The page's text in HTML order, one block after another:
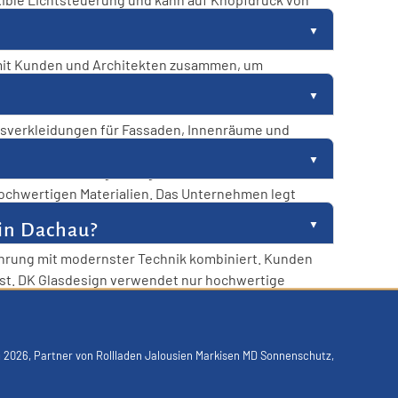
die den individuellen Bedürfnissen der
Kunden und Architekten zusammen, um
dass jedes Projekt den höchsten
für Fassaden, Innenräume und
stilvolle Lösungen zu gewährleisten. Kunden
Materialien. Das Unternehmen legt
Lösungen zu entwickeln. Die
Dachau?
mit modernster Technik kombiniert. Kunden
DK Glasdesign verwendet nur hochwertige
2026, Partner von Rollladen Jalousien Markisen MD Sonnenschutz,